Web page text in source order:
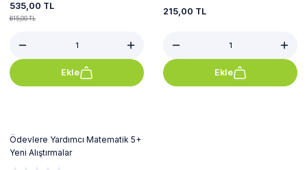
535,00 TL
615,00 TL
Ekle
215,00 TL
Ekle
Ödevlere Yardımcı Matematik 5+
Yeni Alıştırmalar